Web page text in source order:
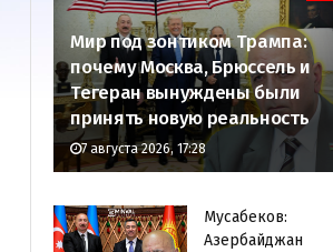
Мир под зонтиком Трампа:
почему Москва, Брюссель и
Тегеран вынуждены были
принять новую реальность
7 августа 2026, 17:28
Мусабеков:
Азербайджан